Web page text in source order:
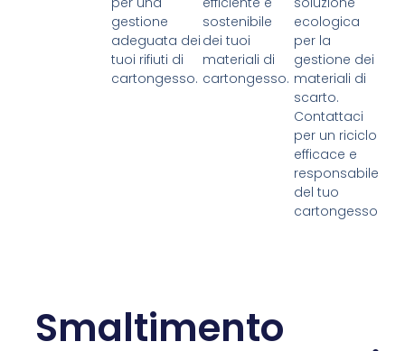
gestione
adeguata dei
tuoi rifiuti di
cartongesso.
sostenibile
dei tuoi
materiali di
cartongesso.
ecologica
per la
gestione dei
materiali di
scarto.
Contattaci
per un riciclo
efficace e
responsabile
del tuo
cartongesso
Smaltimento